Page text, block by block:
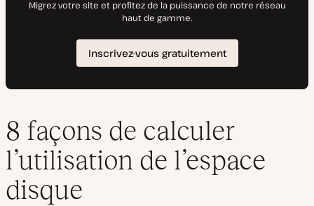
8 façons de calculer
l’utilisation de l’espace
disque